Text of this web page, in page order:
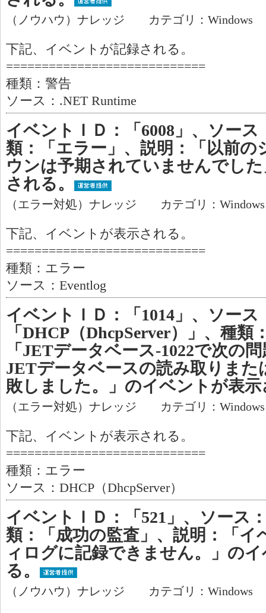
（ノウハウ）ナレッジ カテゴリ：Windows
下記、イベントが記録される。
============================
種類：警告
ソース：.NET Runtime
イベントＩＤ：「6008」、ソース
類：「エラー」、説明：「以前
ウンは予期されていませんでし
される。
（エラー対処）ナレッジ カテゴリ：
下記、イベントが表示される。
============================
種類：エラー
ソース：Eventlog
イベントＩＤ：「1014」、ソース
「DHCP（DhcpServer）」、種
「JETデータベース-1022で次の
JETデータベースの読み取りまた
敗しました。」のイベントが表
（エラー対処）ナレッジ カテゴリ：
下記、イベントが表示される。
============================
種類：エラー
ソース：DHCP（DhcpServer）
イベントＩＤ：「521」、ソース
類：「成功の監査」、説明：「
ィログに記録できません。」の
る。
（ノウハウ）ナレッジ カテゴリ：Windows